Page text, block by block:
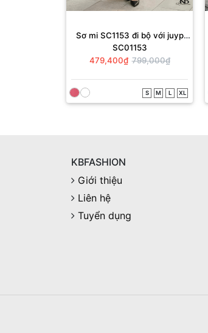
Sơ mi SC1153 đi bộ với juyp
JD643
SC01153
479,400₫ 799,000₫
S M L XL
KBFASHION
Giới thiệu
Liên hệ
Tuyển dụng